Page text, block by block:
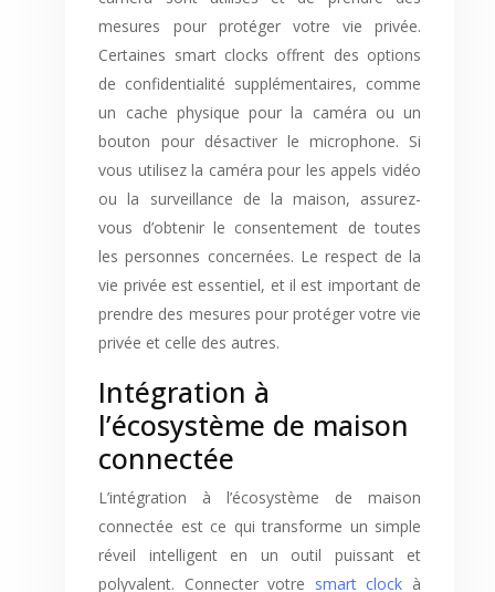
mesures pour protéger votre vie privée.
Certaines smart clocks offrent des options
de confidentialité supplémentaires, comme
un cache physique pour la caméra ou un
bouton pour désactiver le microphone. Si
vous utilisez la caméra pour les appels vidéo
ou la surveillance de la maison, assurez-
vous d’obtenir le consentement de toutes
les personnes concernées. Le respect de la
vie privée est essentiel, et il est important de
prendre des mesures pour protéger votre vie
privée et celle des autres.
Intégration à
l’écosystème de maison
connectée
L’intégration à l’écosystème de maison
connectée est ce qui transforme un simple
réveil intelligent en un outil puissant et
polyvalent. Connecter votre smart clock à